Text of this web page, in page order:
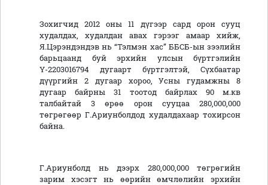
Зохигчид 2012 оны 11 дүгээр сард орон сууц
худалдах, худалдан авах гэрээг амаар хийж,
Я.Цэрэндэндэв нь “Тэлмэн хас” ББСБ-ын зээлийн
барьцаанд буй эрхийн улсын бүртгэлийн
Ү-2203016794 дугаарт бүртгэлтэй, Сүхбаатар
дүүргийн 2 дугаар хороо, Усны гудамжны 8
дугаар байрны 31 тоотод байрлах 90 м.кв
талбайтай 3 өрөө орон сууцаа 280,000,000
төгрөгөөр Г.Ариунболдод худалдахаар тохирсон
байна.
Г.Ариунболд нь дээрх 280,000,000 төгрөгийн
зарим хэсэгт нь өөрийн өмчлөлийн эрхийн